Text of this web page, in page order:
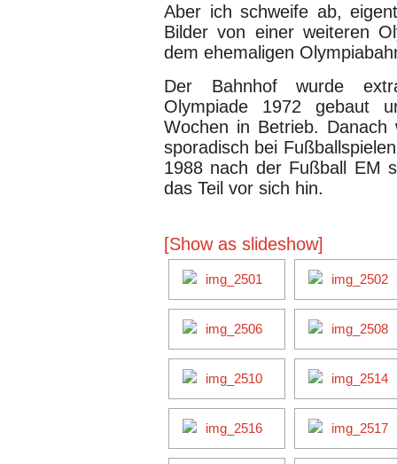
Aber ich schweife ab,
Bilder von einer weiteren
dem ehemaligen
Der Bahnhof wurde
Olympiade 1972 gebaut
Wochen in Betrieb.
sporadisch bei
1988 nach der Fußball EM
das Teil vor sich hin.
[Show as slideshow]